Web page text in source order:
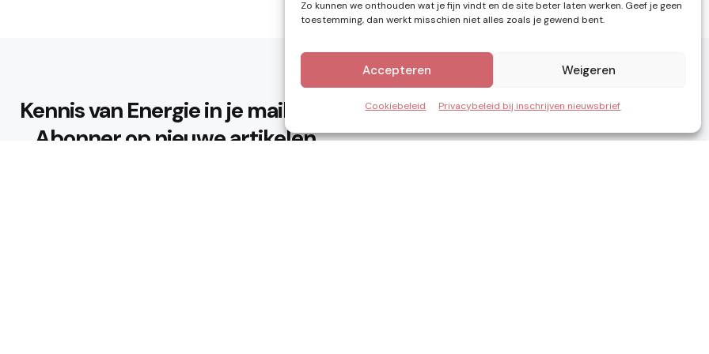
Zo kunnen we onthouden wat je fijn vindt en de site beter laten werken. Geef je geen
toestemming, dan werkt misschien niet alles zoals je gewend bent.
Accepteren Weigeren
Cookiebeleid Privacybeleid bij inschrijven nieuwsbrief
Kennis van Energie in je mailbox?
Abonner op nieuwe artikelen.